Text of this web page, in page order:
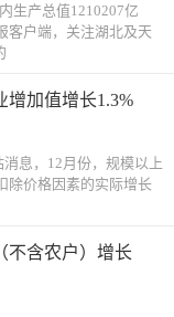
生产总值1210207亿
客户端，关注湖北及天
增加值增长1.3%
息，12月份，规模以上
除价格因素的实际增长
不含农户）增长